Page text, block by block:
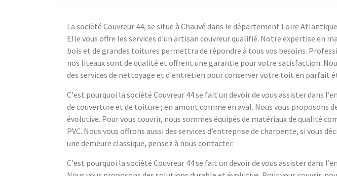
La société Couvreur 44, se situe à Chauvé dans le département Loire
Elle vous offre les services d'un artisan couvreur qualifié. Notre expertise en
bois et de grandes toitures permettra de répondre à tous vos besoins.
nos liteaux sont de qualité et offrent une garantie pour votre satisfaction.
des services de nettoyage et d'entretien pour conserver votre toit en parfait
C'est pourquoi la société Couvreur 44 se fait un devoir de vous assister dans
de couverture et de toiture ; en amont comme en aval. Nous vous proposons
évolutive. Pour vous couvrir, nous sommes équipés de matériaux de qualité
PVC. Nous vous offrons aussi des services d’entreprise de charpente, si vous
une demeure classique, pensez à nous contacter.
C'est pourquoi la société Couvreur 44 se fait un devoir de vous assister dans